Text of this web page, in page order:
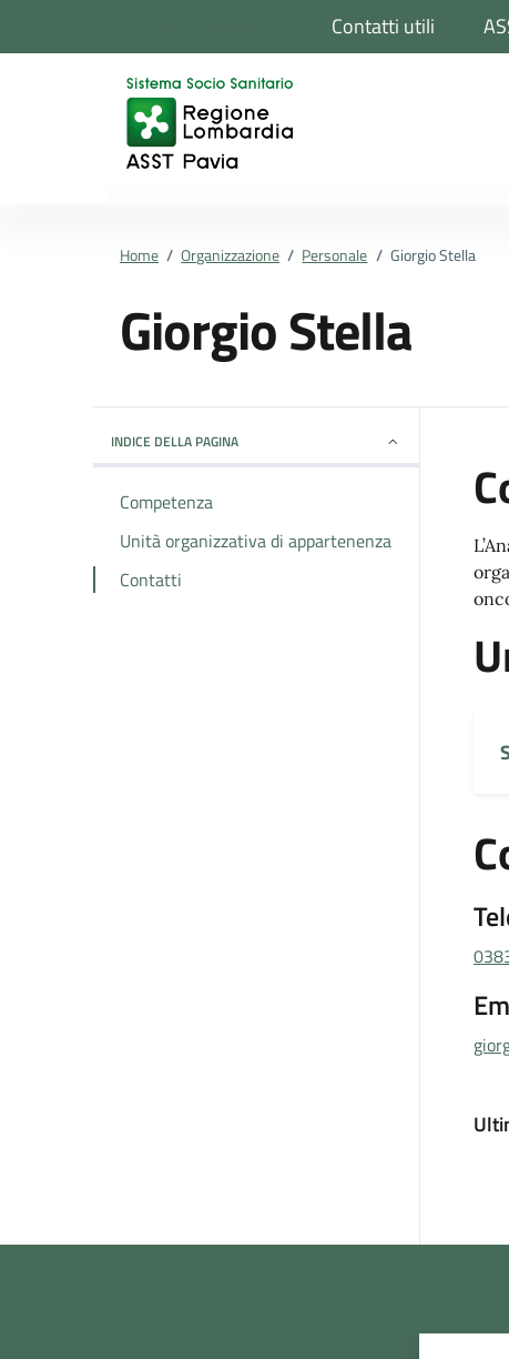
Contatti utili
Home / Organizzazione / Personale / Giorgio Stella
Giorgio Stella
Dettagli della
INDICE DELLA PAGINA
Competenza
Unità organizzativa di appartenenza
Contatti